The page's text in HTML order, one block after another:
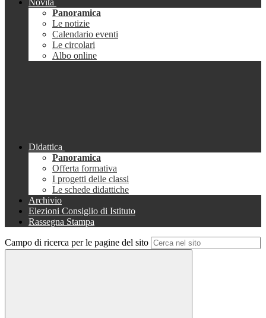
Novità
Panoramica
Le notizie
Calendario eventi
Le circolari
Albo online
Didattica
Panoramica
Offerta formativa
I progetti delle classi
Le schede didattiche
Archivio
Elezioni Consiglio di Istituto
Rassegna Stampa
Campo di ricerca per le pagine del sito